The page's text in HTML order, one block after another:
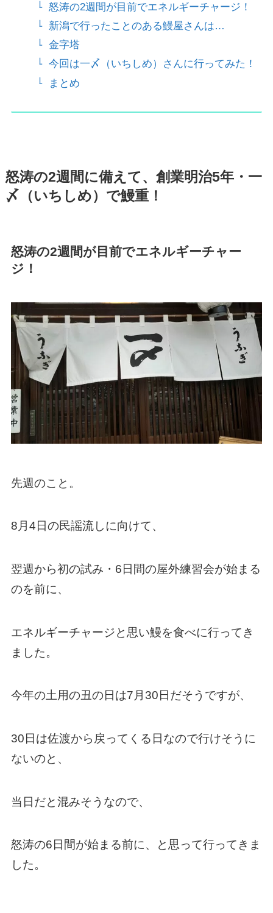
怒涛の2週間が目前でエネルギーチャージ！
新潟で行ったことのある鰻屋さんは…
金字塔
今回は一〆（いちしめ）さんに行ってみた！
まとめ
怒涛の2週間に備えて、創業明治5年・一
〆（いちしめ）で鰻重！
怒涛の2週間が目前でエネルギーチャー
ジ！
先週のこと。
8月4日の民謡流しに向けて、
翌週から初の試み・6日間の屋外練習会が始まる
のを前に、
エネルギーチャージと思い鰻を食べに行ってき
ました。
今年の土用の丑の日は7月30日だそうですが、
30日は佐渡から戻ってくる日なので行けそうに
ないのと、
当日だと混みそうなので、
怒涛の6日間が始まる前に、と思って行ってきま
した。